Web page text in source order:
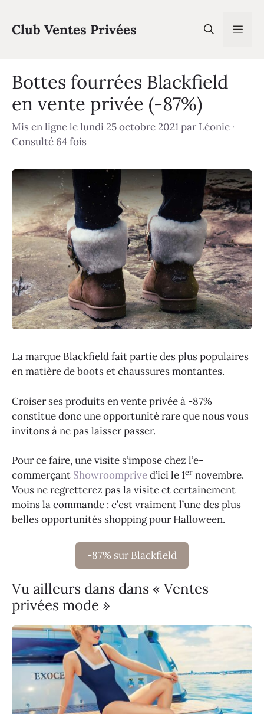
contenu
Club Ventes Privées
Bottes fourrées Blackfield
en vente privée (-87%)
Mis en ligne le lundi 25 octobre 2021parLéonie ·
Consulté 64 fois
La marque Blackfield fait partie des plus populaires
en matière de boots et chaussures montantes.
Croiser ses produits en vente privée à -87%
constitue donc une opportunité rare que nous vous
invitons à ne pas laisser passer.
Pour ce faire, une visite s’impose chez l’e-
commerçant Showroomprived’ici le 1er novembre.
Vous ne regretterez pas la visite et certainement
moins la commande : c’est vraiment l’une des plus
belles opportunités shopping pour Halloween.
-87% sur Blackfield
Vu ailleurs dans dans « Ventes
privées mode »